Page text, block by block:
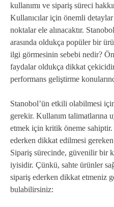
kullanımı ve sipariş süreci
Kullanıcılar için önemli
noktalar ele alınacaktır.
arasında oldukça popüler bir
ilgi görmesinin sebebi nedir?
faydalar oldukça dikkat
performans geliştirme
Stanobol’ün etkili olabilmesi
gerekir. Kullanım talimatlarına
etmek için kritik öneme
ederken dikkat edilmesi
Sipariş sürecinde, güvenilir bir
iyisidir. Çünkü, sahte ürünler
sipariş ederken dikkat etmeniz
bulabilirsiniz: